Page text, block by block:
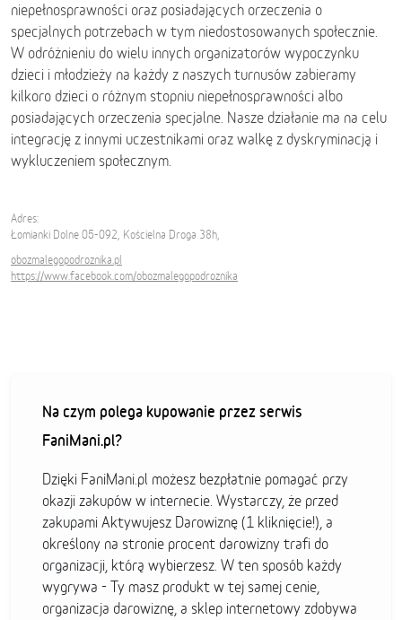
niepełnosprawności oraz posiadających orzeczenia o
specjalnych potrzebach w tym niedostosowanych społecznie.
W odróżnieniu do wielu innych organizatorów wypoczynku
dzieci i młodzieży na każdy z naszych turnusów zabieramy
kilkoro dzieci o różnym stopniu niepełnosprawności albo
posiadających orzeczenia specjalne. Nasze działanie ma na celu
integrację z innymi uczestnikami oraz walkę z dyskryminacją i
wykluczeniem społecznym.
Adres:
Łomianki Dolne 05-092, Kościelna Droga 38h,
obozmalegopodroznika.pl
https://www.facebook.com/obozmalegopodroznika
Na czym polega kupowanie przez serwis
FaniMani.pl?
Dzięki FaniMani.pl możesz bezpłatnie pomagać przy
okazji zakupów w internecie. Wystarczy, że przed
zakupami Aktywujesz Darowiznę (1 kliknięcie!), a
określony na stronie procent darowizny trafi do
organizacji, którą wybierzesz. W ten sposób każdy
wygrywa - Ty masz produkt w tej samej cenie,
organizacja darowiznę, a sklep internetowy zdobywa